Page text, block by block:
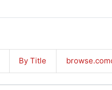
By Title